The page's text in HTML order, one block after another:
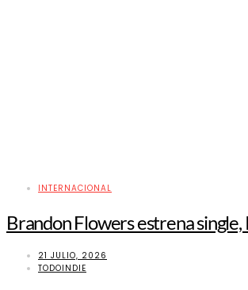
INTERNACIONAL
Brandon Flowers estrena single,
21 JULIO, 2026
TODOINDIE